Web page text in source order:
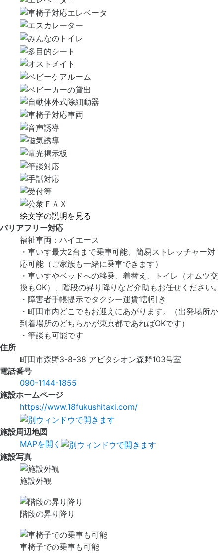
絵文字の説明を見る
バリアフリー対応
福祉車両：ハイエース
・車いす最大2台まで乗車可能、簡易ストレッチャー対
応可能（ご家族も一緒に乗車できます）
・車いすやベッドへの移乗、着替え、トイレ（オムツ交
換もOK）、階段の昇り降りなど介助もお任せください。
・障害者手帳提示でタクシー運賃1割引き
・町田市内どこでもお迎えにあがります。（出発場所か
到着場所のどちらかが東京都であればOKです）
・筆談も可能です
住所
町田市森野3-8-38 アビタシオン森野103号室
電話番号
090-1144-1855
施設ホームページ
https://www.18fukushitaxi.com/
施設周辺地図
MAPを開く
施設写真
施設外観
階段の昇り降り
車椅子での乗車も可能